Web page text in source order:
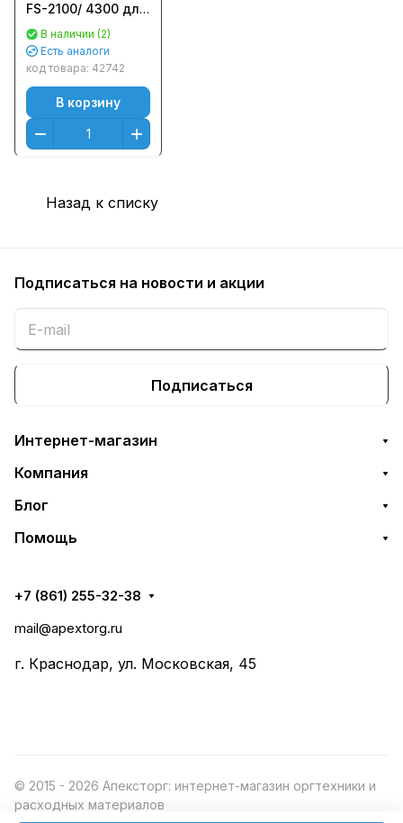
FS-2100/ 4300 для
коротрона
302LV93010 MC-
3100 Совм.
В наличии (2)
Есть аналоги
код товара: 42742
В корзину
Назад к списку
Подписаться на новости и акции
Подписаться
Интернет-магазин
Компания
Блог
Помощь
+7 (861) 255-32-38
mail@apextorg.ru
г. Краснодар, ул. Московская, 45
© 2015 - 2026 Апексторг: интернет-магазин оргтехники и
расходных материалов